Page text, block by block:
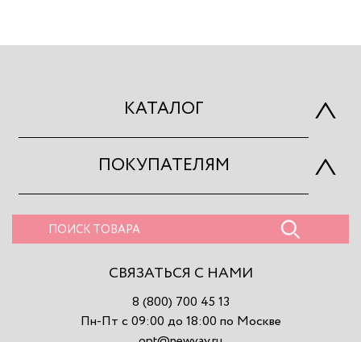
КАТАЛОГ
ПОКУПАТЕЛЯМ
СВЯЗАТЬСЯ С НАМИ
8 (800) 700 45 13
Пн-Пт с 09:00 до 18:00 по Москве